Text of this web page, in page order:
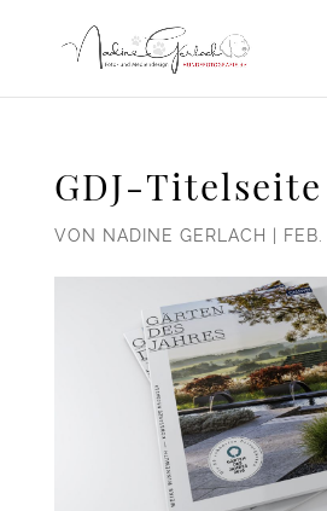
GDJ-Titelseite
VON NADINE GERLACH